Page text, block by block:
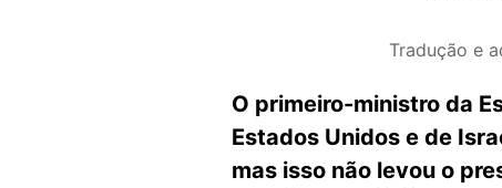
Tradução e
O primeiro-ministro da
Estados Unidos e de
mas isso não levou o